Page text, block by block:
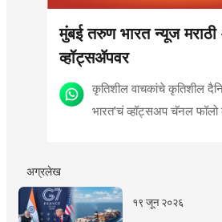
मुंबई तरुण भारत न्यूज
व्हॉट्सॲपवर
कृतिशील वाचकांचे कृतिशील
भारत'चं व्हॉट्सअप चॅनल फॉलो
अग्रलेख
१९ जून २०२६